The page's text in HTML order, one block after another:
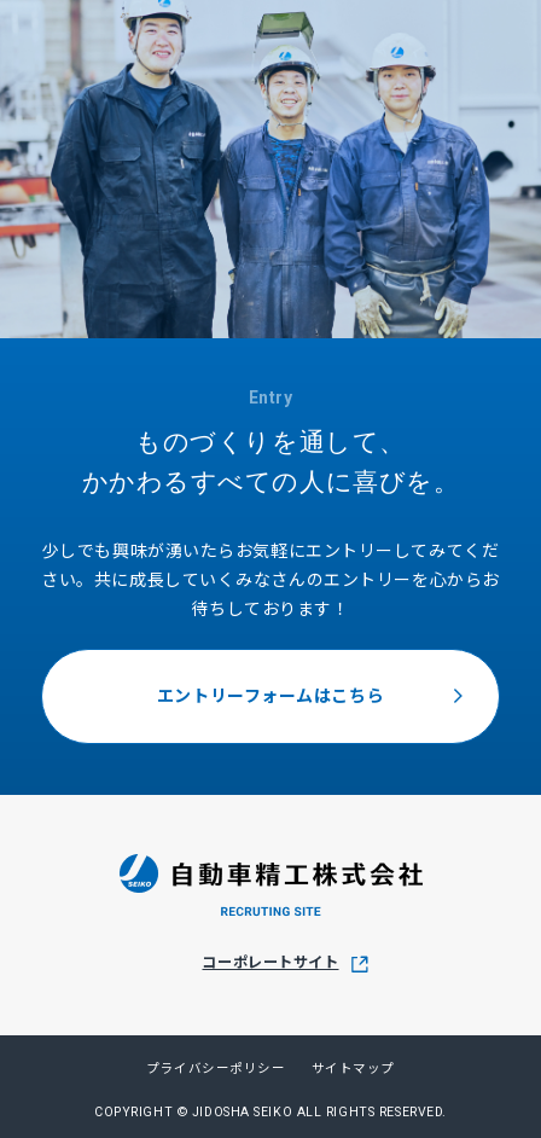
Entry
ものづくりを通して、
かかわるすべての人に喜びを。
少しでも興味が湧いたらお気軽にエントリーしてみてくだ
さい。 共に成長していくみなさんのエントリーを心からお
待ちしております！
エントリーフォームはこちら
コーポレートサイト
プライバシーポリシー サイトマップ
COPYRIGHT © JIDOSHA SEIKO ALL RIGHTS RESERVED.